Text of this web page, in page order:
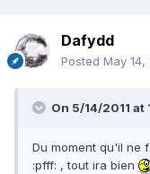
Dafydd
Posted May 14,
On 5/14/2011 at
Du moment qu'il ne
:pfff: , tout ira bien